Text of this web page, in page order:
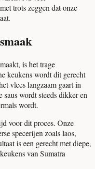
trots zeggen dat onze
is het trage
keukens wordt dit gerecht
vlees langzaam gaart in
wordt steeds dikker en
wordt.
voor dit proces. Onze
specerijen zoals laos,
is een gerecht met diepe,
van Sumatra